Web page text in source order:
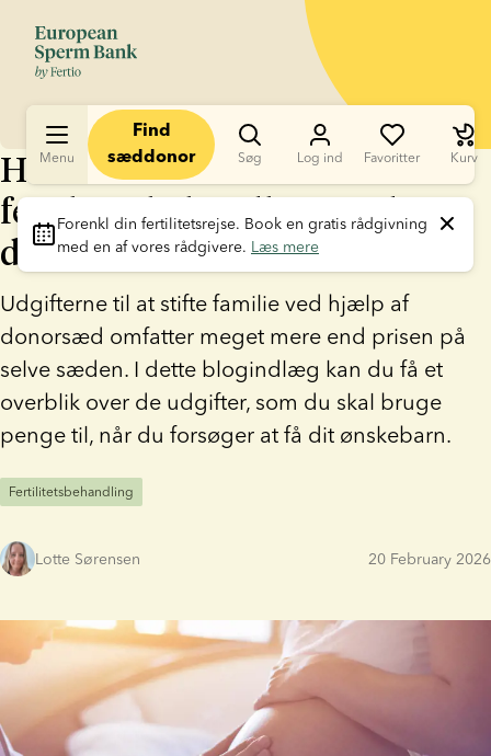
Menu
Find
sæddonor
Søg Log ind Favoritter Kurv
Forenkl din fertilitetsrejse. Book en gratis rådgivning
med en af vores rådgivere. Læs mere
Hvad koster en
fertilitetsbehandling med
donorsæd?
Udgifterne til at stifte familie ved hjælp af
donorsæd omfatter meget mere end prisen på
selve sæden. I dette blogindlæg kan du få et
overblik over de udgifter, som du skal bruge
penge til, når du forsøger at få dit ønskebarn.
Fertilitetsbehandling
Lotte Sørensen 20 February 2026